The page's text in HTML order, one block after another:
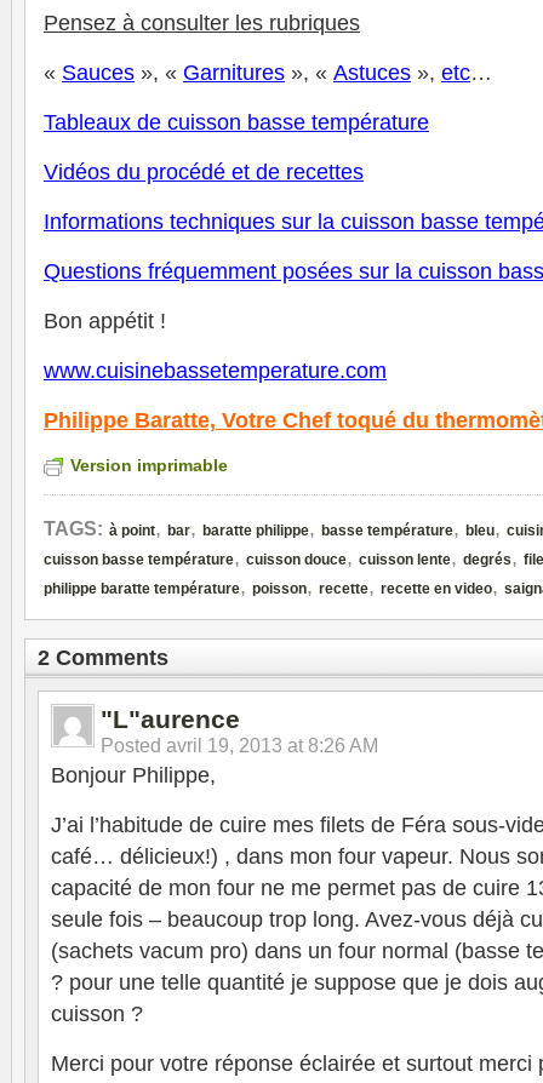
Pensez à consulter les rubriques
« Sauces », « Garnitures », « Astuces », etc…
Tableaux de cuisson basse température
Vidéos du procédé et de recettes
Informations techniques sur la cuisson basse
Questions fréquemment posées sur la cuisson
Bon appétit !
www.cuisinebassetemperature.com
Philippe Baratte, Votre Chef toqué du
Version imprimable
TAGS: à point, bar, baratte philippe, basse température, bleu,
cuisson basse température, cuisson douce, cuisson lente, degrés,
philippe baratte température, poisson, recette, recette en video,
2 Comments
"L"aurence
Posted avril 19, 2013 at 8:26 AM
Bonjour Philippe,
J’ai l’habitude de cuire mes filets de Féra sous-
café… délicieux!) , dans mon four vapeur. Nous
capacité de mon four ne me permet pas de cuire
seule fois – beaucoup trop long. Avez-vous déjà
(sachets vacum pro) dans un four normal (basse
? pour une telle quantité je suppose que je dois
cuisson ?
Merci pour votre réponse éclairée et surtout merci